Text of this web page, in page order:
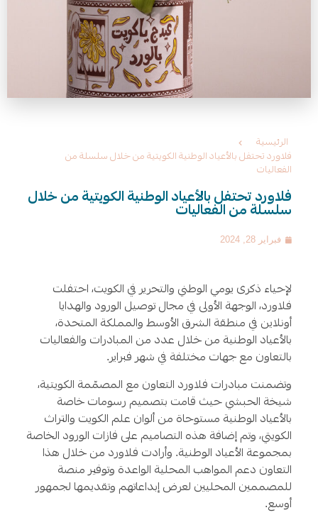
الرئيسية
فلاورد تحتفل بالأعياد الوطنية الكويتية من خلال سلسلة من
الفعاليات
فلاورد تحتفل بالأعياد الوطنية الكويتية من خلال
سلسلة من الفعاليات
فبراير 28, 2024
لإحياء ذكرى يومي الوطني والتحرير في الكويت، احتفلت
فلاورد، الوجهة الأولى في مجال توصيل الورود والهدايا
أونلاين في منطقة الشرق الأوسط والمملكة المتحدة،
بالأعياد الوطنية من خلال عدد من المبادرات والفعاليات
بالتعاون مع جهات مختلفة في شهر فبراير.
وتضمنت مبادرات فلاورد التعاون مع المصمّمة الكويتية،
شيخة الحبشي حيث قامت بتصميم رسومات خاصة
بالأعياد الوطنية مستوحاة من ألوان علم الكويت والتراث
الكويتي، وتم إضافة هذه التصاميم على فازات الورود الخاصة
بمجموعة الأعياد الوطنية. وأرادت فلاورد من خلال هذا
التعاون دعم المواهب المحلية الواعدة وتوفير منصة
للمصممين المحليين لعرض إبداعاتهم وتقديمها لجمهور
أوسع.